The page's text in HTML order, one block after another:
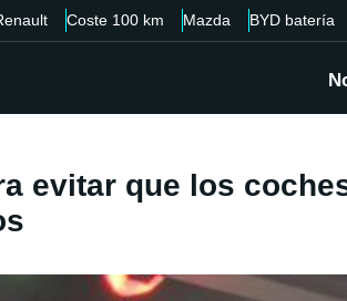
Coste 100 km Mazda BYD batería
evitar que los